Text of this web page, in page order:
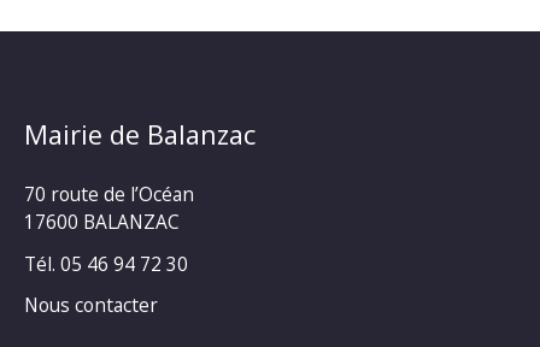
Mairie de Balanzac
70 route de l’Océan
17600 BALANZAC
Tél. 05 46 94 72 30
Nous contacter